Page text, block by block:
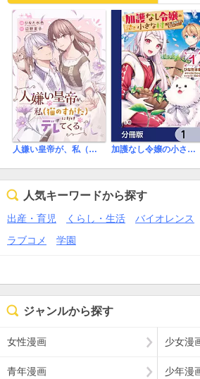
人嫌い皇帝が、私（猫のすがた）にだけデレてくる。 加護なし令嬢の小さな村 ～さあ、領地運営を始めましょう！～【分冊版】
人気キーワードから探す
出産・育児 くらし・生活 バイオレンス
ラブコメ
学園
ジャンルから探す
女性漫画 少女漫
青年漫画 少年漫